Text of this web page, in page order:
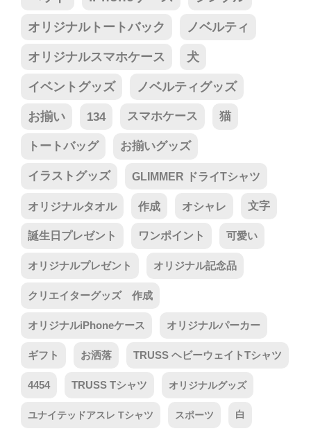
オリジナルトートバック ノベルティ
オリジナルスマホケース 犬
イベントグッズ ノベルティグッズ
お揃い 134 スマホケース 猫
トートバッグ お揃いグッズ
イラストグッズ GLIMMER ドライTシャツ
オリジナルタオル 作成 オシャレ 文字
誕生日プレゼント ワンポイント 可愛い
オリジナルプレゼント オリジナル記念品
クリエイターグッズ 作成
オリジナルiPhoneケース オリジナルパーカー
ギフト お洒落 TRUSS ヘビーウェイトTシャツ
4454 TRUSS Tシャツ オリジナルグッズ
ユナイテッドアスレ Tシャツ スポーツ 白